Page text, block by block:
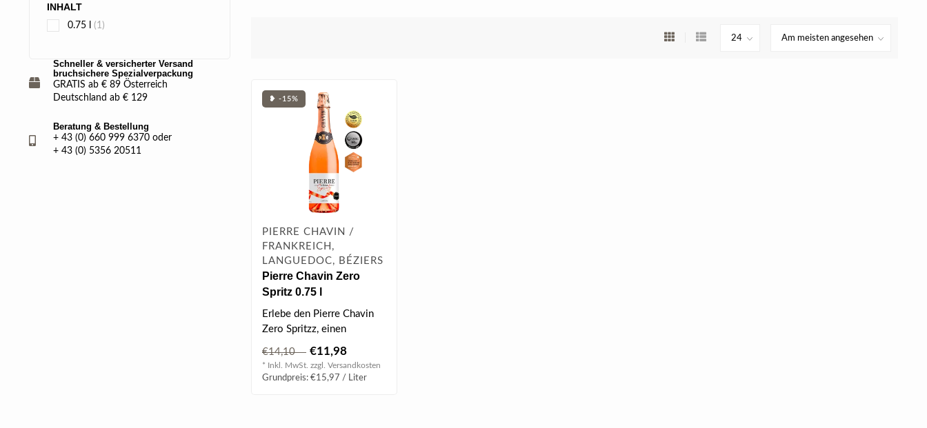
INHALT
0.75 l (1)
Schneller & versicherter Versand
bruchsichere Spezialverpackung
GRATIS ab € 89 Österreich
Deutschland ab € 129
Beratung & Bestellung
+ 43 (0) 660 999 6370 oder
+ 43 (0) 5356 20511
❥ -15%
PIERRE CHAVIN /
FRANKREICH,
LANGUEDOC, BÉZIERS
Pierre Chavin Zero
Spritz 0.75 l
(alkoholfrei)
Erlebe den Pierre Chavin
Zero Spritzz, einen
intensiv..
€14,10 €11,98
* Inkl. MwSt. zzgl. Versandkosten
Grundpreis: €15,97 / Liter